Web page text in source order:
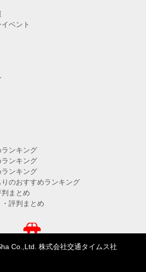
ベント
ンキング
ンキング
ンキング
のおすすめランキング
まとめ
評判まとめ
Co.,Ltd. 株式会社交通タイムス社